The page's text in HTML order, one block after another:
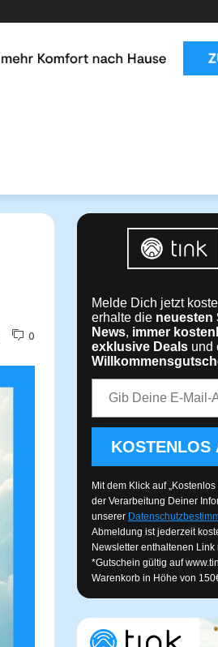
0
Melde Dich jetzt
erhalte die neuesten
News, immer
exklusive Deals und
KOSTENLOS
Mit dem Klick auf
der Verarbeitung Deiner
unserer
Abmeldung ist jederzeit
Newsletter enthaltenen Link
*Gutschein gültig auf
Warenkorb in Höhe von